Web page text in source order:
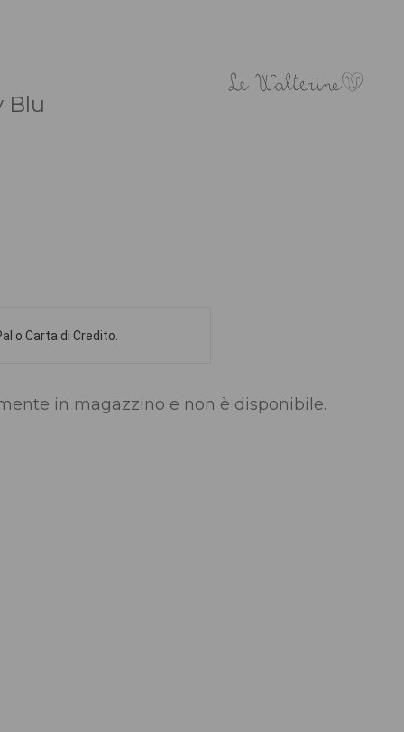
Blu
o Carta di Credito.
in magazzino e non è disponibile.